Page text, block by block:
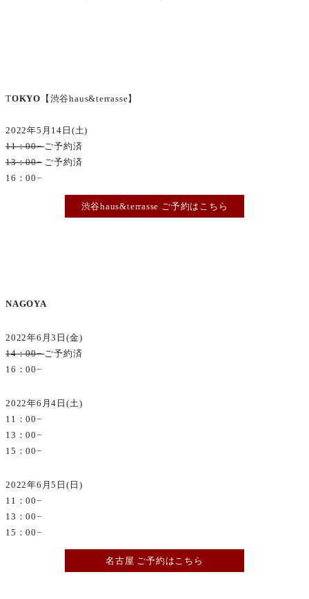
TOKYO 【渋谷haus&terrasse】
2022年5月14日(土)
11：00−ご予約済
13：00−ご予約済
16：00−
渋谷haus&terrasse ご予約はこちら
NAGOYA
2022年6月3日(金)
14：00−ご予約済
16：00−
2022年6月4日(土)
11：00−
13：00−
15：00−
2022年6月5日(日)
11：00−
13：00−
15：00−
名古屋 ご予約はこちら